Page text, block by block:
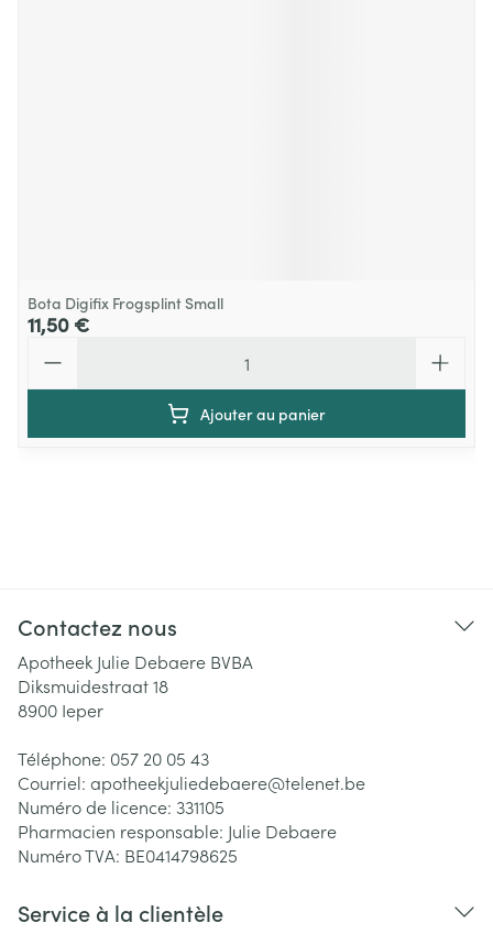
Bota Digifix Frogsplint Small
11,50 €
Ajouter au panier
Contactez nous
Apotheek Julie Debaere BVBA
Diksmuidestraat 18
8900 Ieper
Téléphone: 057 20 05 43
Courriel: apotheekjuliedebaere@telenet.be
Numéro de licence: 331105
Pharmacien responsable: Julie Debaere
Numéro TVA: BE0414798625
Service à la clientèle